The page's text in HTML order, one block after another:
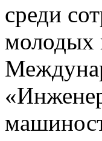
среди
молодых